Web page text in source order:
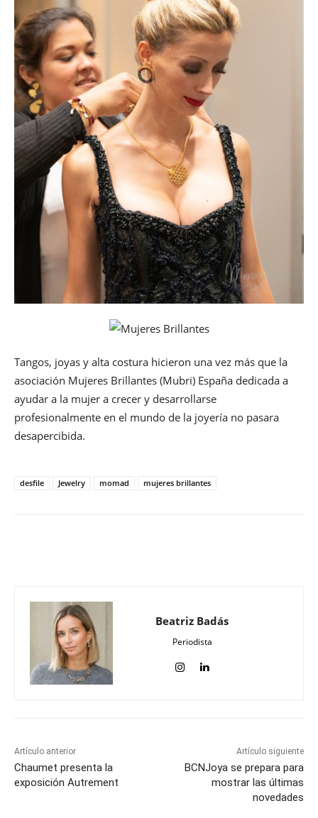
Tangos, joyas y alta costura hicieron una vez más que la
asociación Mujeres Brillantes (Mubri) España dedicada a
ayudar a la mujer a crecer y desarrollarse
profesionalmente en el mundo de la joyería no pasara
desapercibida.
desfile Jewelry momad mujeres brillantes
Beatriz Badás
Periodista
Artículo anterior
Chaumet presenta la
exposición Autrement
Artículo siguiente
BCNJoya se prepara para
mostrar las últimas
novedades